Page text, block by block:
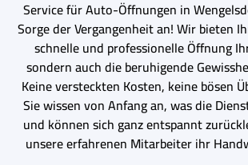
Service für Auto-Öffnungen in
Sorge der Vergangenheit an! Wir bieten
schnelle und professionelle Öffnung
sondern auch die beruhigende
Keine versteckten Kosten, keine bösen
Sie wissen von Anfang an, was die
und können sich ganz entspannt
unsere erfahrenen Mitarbeiter ihr